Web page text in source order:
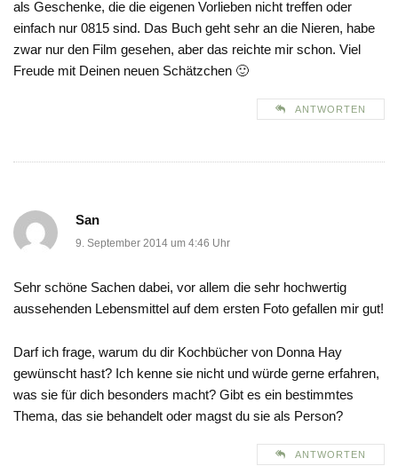
als Geschenke, die die eigenen Vorlieben nicht treffen oder
einfach nur 0815 sind. Das Buch geht sehr an die Nieren, habe
zwar nur den Film gesehen, aber das reichte mir schon. Viel
Freude mit Deinen neuen Schätzchen 🙂
ANTWORTEN
San
9. September 2014 um 4:46 Uhr
Sehr schöne Sachen dabei, vor allem die sehr hochwertig
aussehenden Lebensmittel auf dem ersten Foto gefallen mir gut!
Darf ich frage, warum du dir Kochbücher von Donna Hay
gewünscht hast? Ich kenne sie nicht und würde gerne erfahren,
was sie für dich besonders macht? Gibt es ein bestimmtes
Thema, das sie behandelt oder magst du sie als Person?
ANTWORTEN